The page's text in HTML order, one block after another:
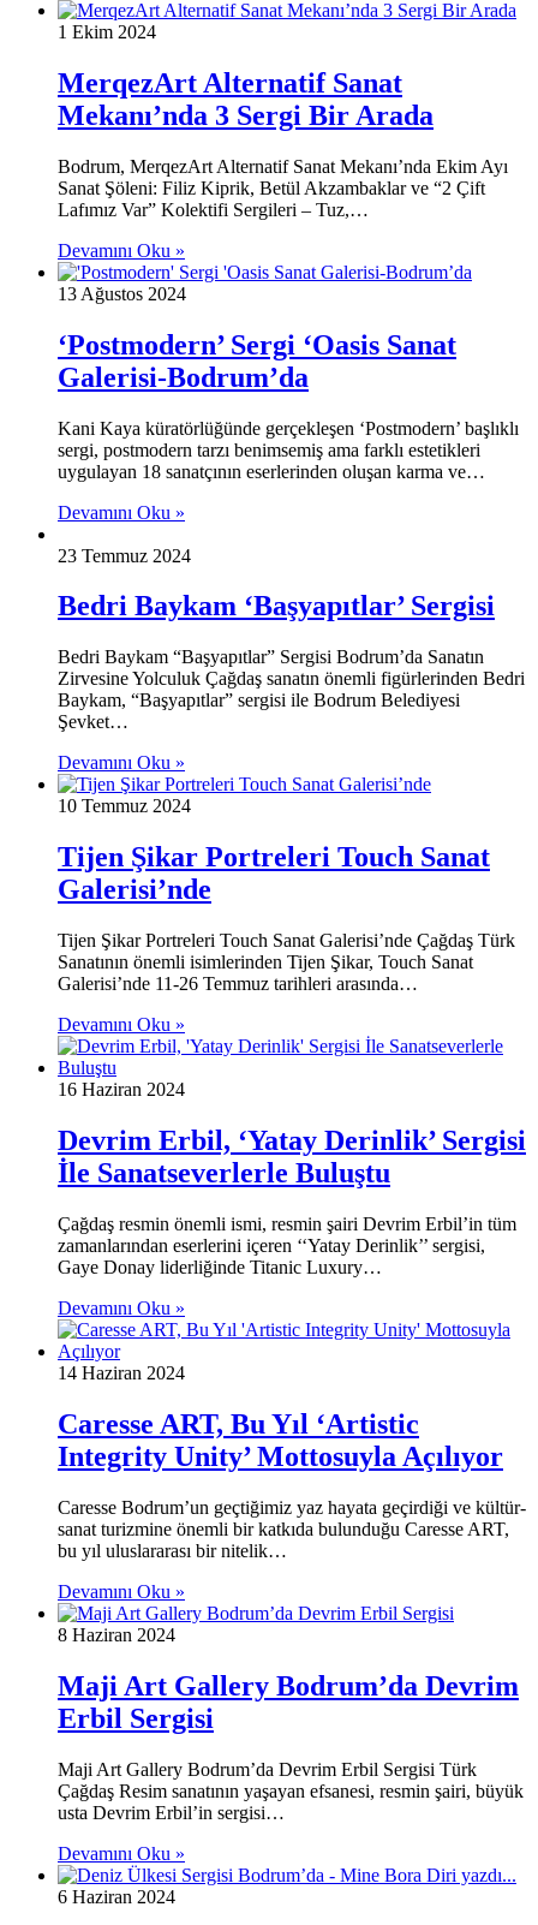
1 Ekim 2024
MerqezArt Alternatif Sanat
Mekanı’nda 3 Sergi Bir Arada
Bodrum, MerqezArt Alternatif Sanat Mekanı’nda Ekim Ayı
Sanat Şöleni: Filiz Kiprik, Betül Akzambaklar ve “2 Çift
Lafımız Var” Kolektifi Sergileri – Tuz,…
Devamını Oku »
13 Ağustos 2024
‘Postmodern’ Sergi ‘Oasis Sanat
Galerisi-Bodrum’da
Kani Kaya küratörlüğünde gerçekleşen ‘Postmodern’ başlıklı
sergi, postmodern tarzı benimsemiş ama farklı estetikleri
uygulayan 18 sanatçının eserlerinden oluşan karma ve…
Devamını Oku »
23 Temmuz 2024
Bedri Baykam ‘Başyapıtlar’ Sergisi
Bedri Baykam “Başyapıtlar” Sergisi Bodrum’da Sanatın
Zirvesine Yolculuk Çağdaş sanatın önemli figürlerinden Bedri
Baykam, “Başyapıtlar” sergisi ile Bodrum Belediyesi
Şevket…
Devamını Oku »
10 Temmuz 2024
Tijen Şikar Portreleri Touch Sanat
Galerisi’nde
Tijen Şikar Portreleri Touch Sanat Galerisi’nde Çağdaş Türk
Sanatının önemli isimlerinden Tijen Şikar, Touch Sanat
Galerisi’nde 11-26 Temmuz tarihleri arasında…
Devamını Oku »
16 Haziran 2024
Devrim Erbil, ‘Yatay Derinlik’ Sergisi
İle Sanatseverlerle Buluştu
Çağdaş resmin önemli ismi, resmin şairi Devrim Erbil’in tüm
zamanlarından eserlerini içeren ‘‘Yatay Derinlik’’ sergisi,
Gaye Donay liderliğinde Titanic Luxury…
Devamını Oku »
14 Haziran 2024
Caresse ART, Bu Yıl ‘Artistic
Integrity Unity’ Mottosuyla Açılıyor
Caresse Bodrum’un geçtiğimiz yaz hayata geçirdiği ve kültür-
sanat turizmine önemli bir katkıda bulunduğu Caresse ART,
bu yıl uluslararası bir nitelik…
Devamını Oku »
8 Haziran 2024
Maji Art Gallery Bodrum’da Devrim
Erbil Sergisi
Maji Art Gallery Bodrum’da Devrim Erbil Sergisi Türk
Çağdaş Resim sanatının yaşayan efsanesi, resmin şairi, büyük
usta Devrim Erbil’in sergisi…
Devamını Oku »
6 Haziran 2024